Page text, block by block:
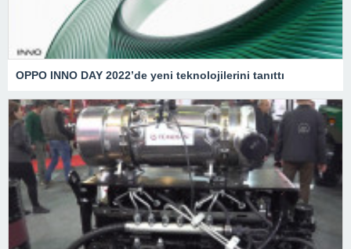
OPPO INNO DAY 2022’de yeni teknolojilerini tanıttı